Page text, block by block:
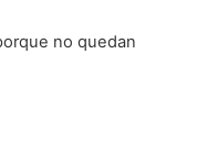
no quedan